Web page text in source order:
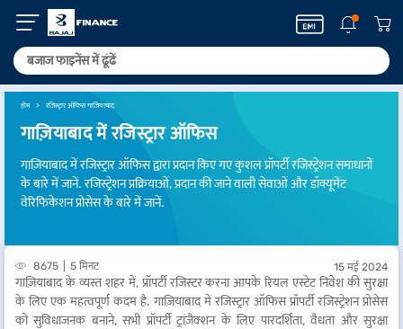
होम रजिस्ट्रार ऑफिस गाजियाबाद
गाज़ियाबाद में रजिस्ट्रार ऑफिस
गाज़ियाबाद में रजिस्ट्रार ऑफिस द्वारा प्रदान किए गए कुशल प्रॉपर्टी रजिस्ट्रेशन समाधानों
के बारे में जानें. रजिस्ट्रेशन प्रक्रियाओं, प्रदान की जाने वाली सेवाओं और डॉक्यूमेंट
वेरिफिकेशन प्रोसेस के बारे में जानें.
8675 5 मिनट 15 मई 2024
गाज़ियाबाद के व्यस्त शहर में, प्रॉपर्टी रजिस्टर करना आपके रियल एस्टेट निवेश की सुरक्षा
के लिए एक महत्वपूर्ण कदम है. गाज़ियाबाद में रजिस्ट्रार ऑफिस प्रॉपर्टी रजिस्ट्रेशन प्रोसेस
को सुविधाजनक बनाने, सभी प्रॉपर्टी ट्रांज़ैक्शन के लिए पारदर्शिता, वैधता और सुरक्षा